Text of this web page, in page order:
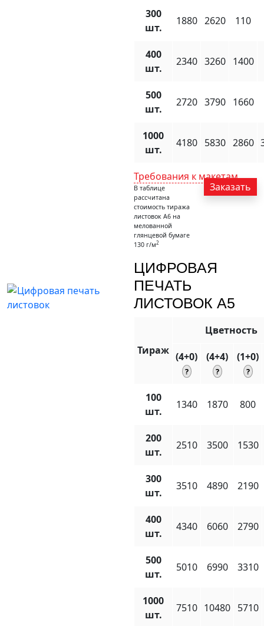
300
шт.
1880 2620 110
400
шт.
2340 3260 1400
500
шт.
2720 3790 1660
1000
шт.
4180 5830 2860
Требования к макетам
Заказать
В таблице
рассчитана
стоимость тиража
листовок А6 на
мелованной
глянцевой бумаге
130 г/м2
ЦИФРОВАЯ
ПЕЧАТЬ
ЛИСТОВОК A5
Тираж
Цветность
(4+0) (4+4) (1+0)
100
шт.
1340 1870 800
200
шт.
2510 3500 1530
300
шт.
3510 4890 2190
400
шт.
4340 6060 2790
500
шт.
5010 6990 3310
1000
шт.
7510 10480 5710